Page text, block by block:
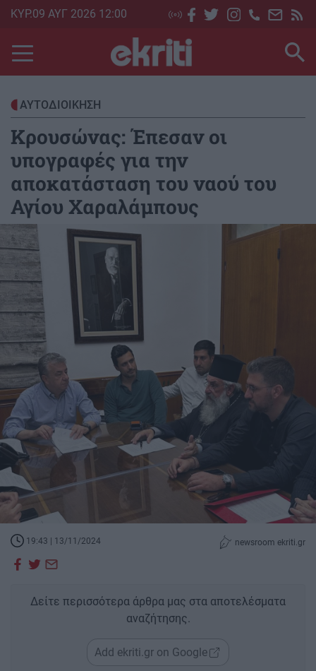
Skip
main
content
ΚΥΡ.09 ΑΥΓ 2026 12:00
ΑΥΤΟΔΙΟΙΚΗΣΗ
Κρουσώνας: Έπεσαν οι
υπογραφές για την
αποκατάσταση του ναού του
Αγίου Χαραλάμπους
19:43 | 13/11/2024 newsroom ekriti.gr
Δείτε περισσότερα άρθρα μας στα αποτελέσματα
αναζήτησης.
Add ekriti.gr on Google